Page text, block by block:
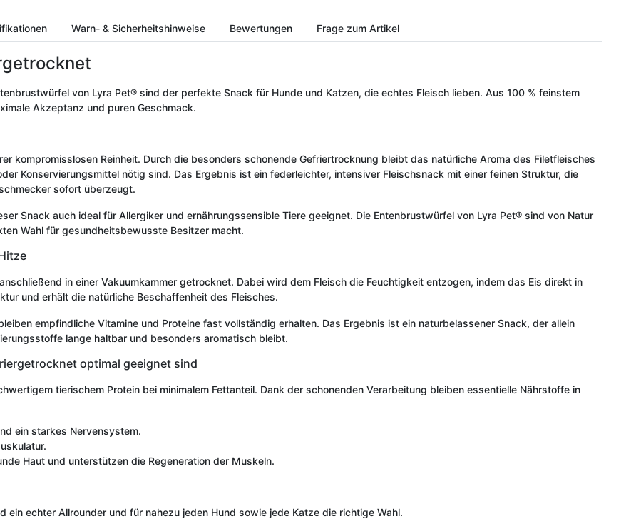
Warn- & Sicherheitshinweise Bewertungen Frage zum Artikel
von Lyra Pet® sind der perfekte Snack für Hunde und Katzen, die echtes Fleisch lieben. Aus 100 % feinstem
Akzeptanz und puren Geschmack.
kompromisslosen Reinheit. Durch die besonders schonende Gefriertrocknung bleibt das natürliche Aroma des Filetfleisches
Konservierungsmittel nötig sind. Das Ergebnis ist ein federleichter, intensiver Fleischsnack mit einer feinen Struktur, die
sofort überzeugt.
Snack auch ideal für Allergiker und ernährungssensible Tiere geeignet. Die Entenbrustwürfel von Lyra Pet® sind von Natur
Wahl für gesundheitsbewusste Besitzer macht.
in einer Vakuumkammer getrocknet. Dabei wird dem Fleisch die Feuchtigkeit entzogen, indem das Eis direkt in
und erhält die natürliche Beschaffenheit des Fleisches.
empfindliche Vitamine und Proteine fast vollständig erhalten. Das Ergebnis ist ein naturbelassener Snack, der allein
lange haltbar und besonders aromatisch bleibt.
optimal geeignet sind
tierischem Protein bei minimalem Fettanteil. Dank der schonenden Verarbeitung bleiben essentielle Nährstoffe in
ein starkes Nervensystem.
Haut und unterstützen die Regeneration der Muskeln.
echter Allrounder und für nahezu jeden Hund sowie jede Katze die richtige Wahl.